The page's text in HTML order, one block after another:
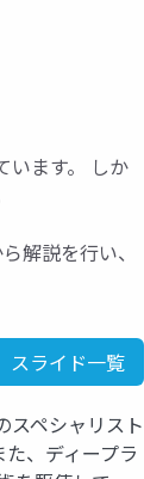
います。 しか
解説を行い、
スライド一覧
スペシャリスト
、ディープラ